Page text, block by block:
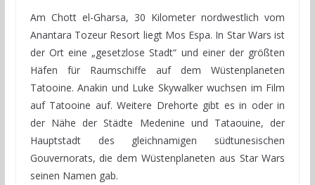
Am Chott el-Gharsa, 30 Kilometer nordwestlich vom
Anantara Tozeur Resort liegt Mos Espa. In Star Wars ist
der Ort eine „gesetzlose Stadt“ und einer der größten
Häfen für Raumschiffe auf dem Wüstenplaneten
Tatooine. Anakin und Luke Skywalker wuchsen im Film
auf Tatooine auf. Weitere Drehorte gibt es in oder in
der Nähe der Städte Medenine und Tataouine, der
Hauptstadt des gleichnamigen südtunesischen
Gouvernorats, die dem Wüstenplaneten aus Star Wars
seinen Namen gab.